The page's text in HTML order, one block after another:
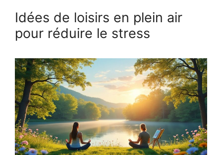
Idées de loisirs en plein air
pour réduire le stress